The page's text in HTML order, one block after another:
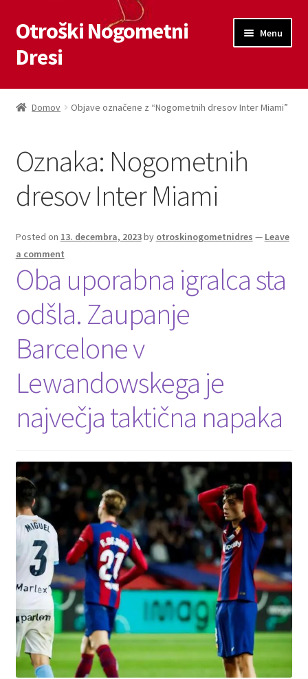
Skip
to
navigation
Skip
to
content
Otroški Nogometni
Dresi
Menu
Domov
Kontaktiraj nas
Košarica
Moj račun
Trgovina
Zaključek nakupa
Domov Objave označene z “Nogometnih dresov Inter Miami”
Oznaka: Nogometnih
dresov Inter Miami
Posted on 13. decembra, 2023by otroskinogometnidres — Leave
a comment
Oba uporabna igralca sta
odšla. Zaupanje
Barcelone v
Lewandowskega je
največja taktična napaka